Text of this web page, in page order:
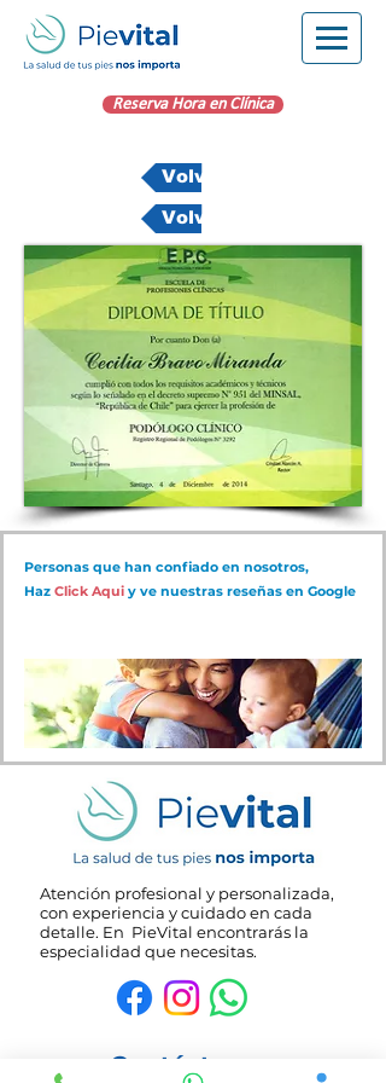
Reserva Hora en Clínica
Volver
Volver
Personas que han confiado en nosotros,
Haz Click Aqui y ve nuestras reseñas en Google
Atención profesional y personalizada,
con experiencia y cuidado en cada
detalle. En PieVital encontrarás la
especialidad que necesitas.
Contáctanos